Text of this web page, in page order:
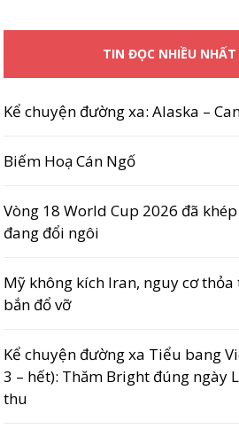
TIN ĐỌC NHIỀU NHẤT
Kể chuyện đường xa: Alaska –
Biếm Hoạ Cán Ngố
Vòng 18 World Cup 2026 đã
đang đổi ngôi
Mỹ không kích Iran, nguy cơ
bắn đổ vỡ
Kể chuyện đường xa Tiểu bang
3 – hết): Thăm Bright đúng ngày
thu